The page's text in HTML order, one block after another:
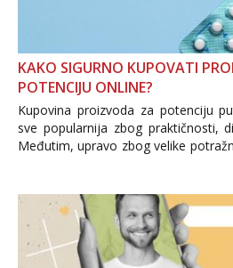
KAKO SIGURNO KUPOVATI
POTENCIJU ONLINE?
Kupovina proizvoda za potenciju
sve popularnija zbog praktičnosti,
Međutim, upravo zbog velike
i brojni krivotvoreni proizvodi,